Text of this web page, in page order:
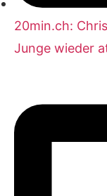
20min.ch:
Junge wieder